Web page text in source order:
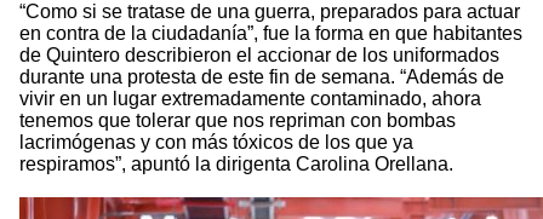
“Como si se tratase de una guerra, preparados para actuar
en contra de la ciudadanía”, fue la forma en que habitantes
de Quintero describieron el accionar de los uniformados
durante una protesta de este fin de semana. “Además de
vivir en un lugar extremadamente contaminado, ahora
tenemos que tolerar que nos repriman con bombas
lacrimógenas y con más tóxicos de los que ya
respiramos”, apuntó la dirigenta Carolina Orellana.